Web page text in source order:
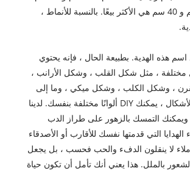
من بينها ، 25 سم و 40 سم هي الأكثر بيعًا. بالنسبة للأنماط ،
هذه الهدية. بطبيعة الحال ، فإنه يحتوي
مختلفة ، مثل شكل القلب ، وشكل الأرانب ،
، وشكل الكلب ، وشكل ميكي ، وما إلى
ذلك. وفقًا لهذه الأشكال ، يمكنك DIY ألوانًا مختلفة بنفسك. لدينا
ويمكنك التمسك بالزهور على طراز الدب
التي قدمتها نفسك للأقارب أو الأصدقاء
لا ينقلون الدفء والحب فحسب ، بل يجعل
بالملل. هذا يعني أنك تأمل أن تكون حياة